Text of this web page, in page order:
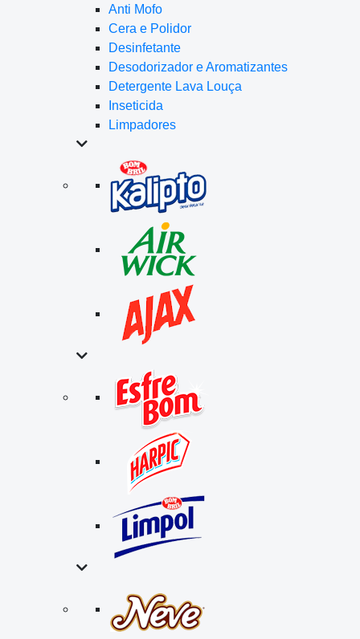
Anti Mofo
Cera e Polidor
Desinfetante
Desodorizador e Aromatizantes
Detergente Lava Louça
Inseticida
Limpadores